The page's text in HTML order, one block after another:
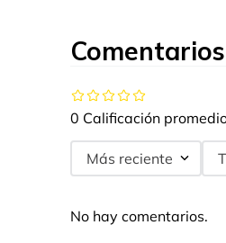
Comentarios
0 Calificación
Más reciente
No hay comentarios.